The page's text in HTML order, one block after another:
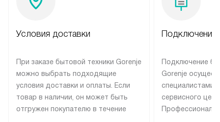
Условия доставки
При заказе бытовой техники Gorenje
можно выбрать подходящие
условия доставки и оплаты. Если
товар в наличии, он может быть
отгружен покупателю в течение
Подключение
Подключение
Gorenje
специалистами
сервисного